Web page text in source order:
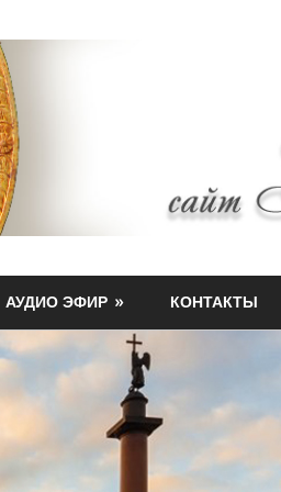
АУДИО ЭФИР КОНТАКТЫ